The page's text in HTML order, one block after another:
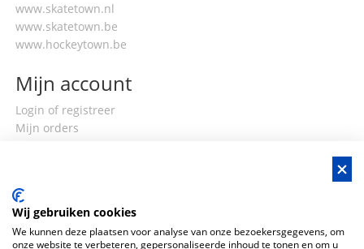
www.skatetown.nl
www.skatetown.be
www.hockeytown.be
Mijn account
Login of registreer
Mijn orders
Wij gebruiken cookies
We kunnen deze plaatsen voor analyse van onze bezoekersgegevens, om
onze website te verbeteren, gepersonaliseerde inhoud te tonen en om u